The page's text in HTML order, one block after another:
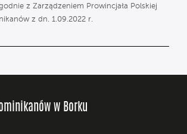
z Zarządzeniem Prowincjała Polskiej
z dn. 1.09.2022 r.
w Borku